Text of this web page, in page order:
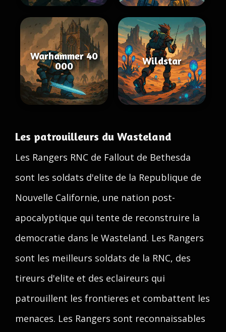
Warhammer 40
000
Wildstar
Les patrouilleurs du Wasteland
Les Rangers RNC de Fallout de Bethesda
sont les soldats d'elite de la Republique de
Nouvelle Californie, une nation post-
apocalyptique qui tente de reconstruire la
democratie dans le Wasteland. Les Rangers
sont les meilleurs soldats de la RNC, des
tireurs d'elite et des eclaireurs qui
patrouillent les frontieres et combattent les
menaces. Les Rangers sont reconnaissables